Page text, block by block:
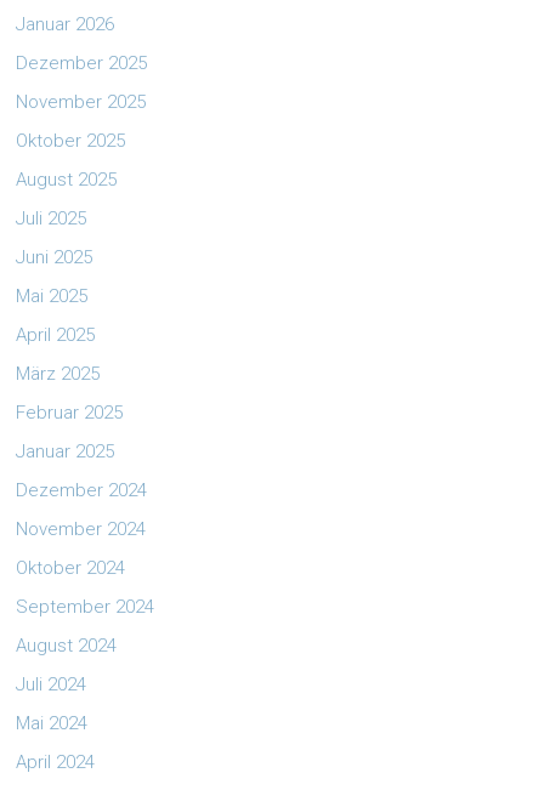
Januar 2026
Dezember 2025
November 2025
Oktober 2025
August 2025
Juli 2025
Juni 2025
Mai 2025
April 2025
März 2025
Februar 2025
Januar 2025
Dezember 2024
November 2024
Oktober 2024
September 2024
August 2024
Juli 2024
Mai 2024
April 2024